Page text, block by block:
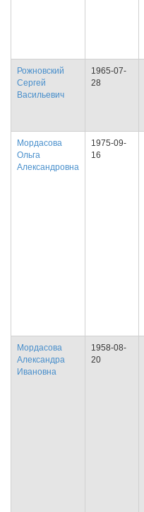
Рожновский
Сергей
Васильевич
1965-07-
28
Мордасова
Ольга
Александровна
1975-09-
16
Мордасова
Александра
Ивановна
1958-08-
20